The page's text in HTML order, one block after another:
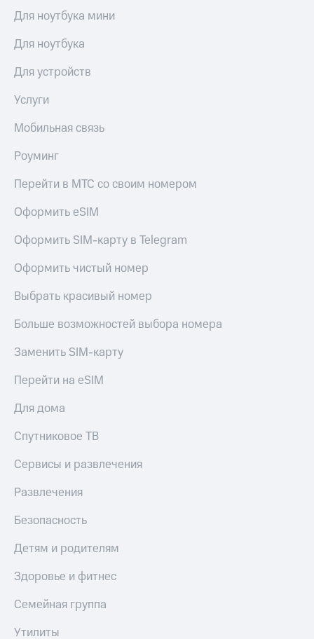
Для ноутбука мини
Для ноутбука
Для устройств
Услуги
Мобильная связь
Роуминг
Перейти в МТС со своим номером
Оформить eSIM
Оформить SIM-карту в Telegram
Оформить чистый номер
Выбрать красивый номер
Больше возможностей выбора номера
Заменить SIM-карту
Перейти на eSIM
Для дома
Спутниковое ТВ
Сервисы и развлечения
Развлечения
Безопасность
Детям и родителям
Здоровье и фитнес
Семейная группа
Утилиты